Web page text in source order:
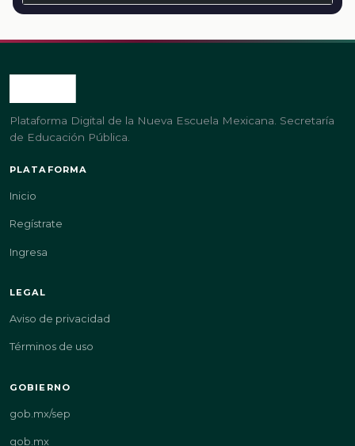
Plataforma Digital de la Nueva Escuela Mexicana. Secretaría
de Educación Pública.
PLATAFORMA
Inicio
Regístrate
Ingresa
LEGAL
Aviso de privacidad
Términos de uso
GOBIERNO
gob.mx/sep
gob.mx